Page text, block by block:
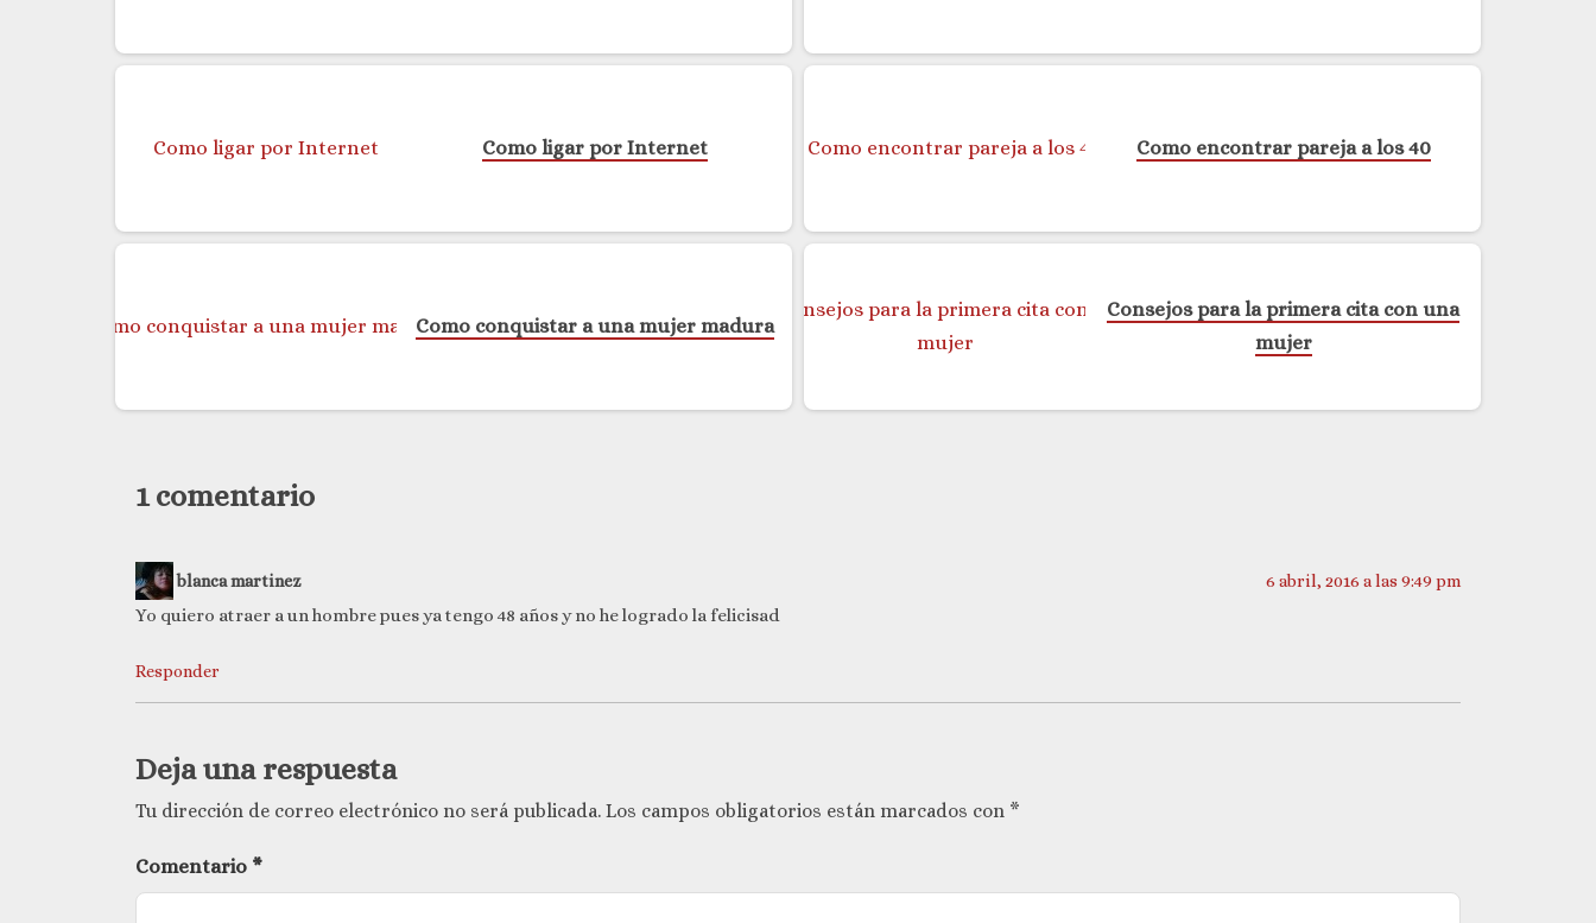
Como ligar por Internet Como encontrar pareja a los 40
Como conquistar a una mujer madura
Consejos para la primera cita con una
mujer
1 comentario
blanca martinez 6 abril, 2016 a las 9:49 pm
Yo quiero atraer a un hombre pues ya tengo 48 años y no he logrado la felicisad
Responder
Deja una respuesta
Tu dirección de correo electrónico no será publicada. Los campos obligatorios están marcados con *
Comentario *